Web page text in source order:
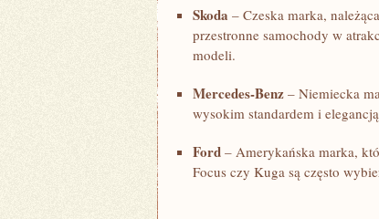
Skoda – Czeska‍ marka,
przestronne samochody⁤ w⁣
modeli.
Mercedes-Benz – Niemiecka​
wysokim ⁤standardem i
Ford – Amerykańska marka,
Focus czy Kuga są ‍często